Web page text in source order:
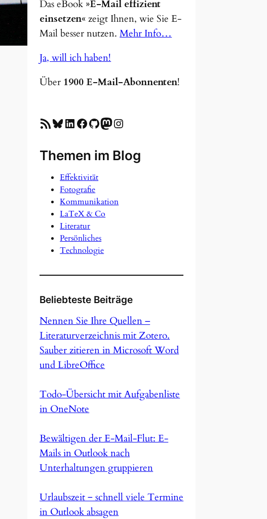
Das eBook »E-Mail effizient
einsetzen«zeigt Ihnen, wie Sie E-
Mail besser nutzen.Mehr Info…
Ja, will ich haben!
Über 1900 E-Mail-Abonnenten!
RSS-Feed Bluesky LinkedIn Facebook GitHub Mastodon Instagram
Themen im Blog
Effektivität
Fotografie
Kommunikation
LaTeX & Co
Literatur
Persönliches
Technologie
Beliebteste Beiträge
Nennen Sie Ihre Quellen –
Literaturverzeichnis mit Zotero.
Sauber zitieren in Microsoft Word
und LibreOffice
Todo-Übersicht mit Aufgabenliste
in OneNote
Bewältigen der E-Mail-Flut: E-
Mails in Outlook nach
Unterhaltungen gruppieren
Urlaubszeit ‒ schnell viele Termine
in Outlook absagen